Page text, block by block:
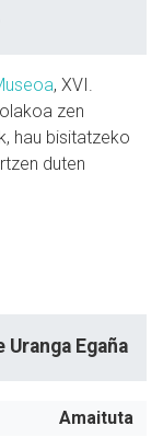
, XVI.
zen
hau bisitatzeko
duten
Egaña
Amaituta